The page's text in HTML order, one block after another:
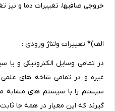
خروجی صافیها، تغییرات دما و نیز
الف)* تغییرات ولتاژ ورودی :
در تمامی وسایل الکترونیکی و یا
غیره و در تمامی شاخه های
سیستم را با سیستم های مشابه
گیرند که این معیار در همه جا